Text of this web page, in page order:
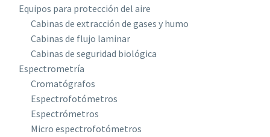
Equipos para protección del aire
Cabinas de extracción de gases y humo
Cabinas de flujo laminar
Cabinas de seguridad biológica
Espectrometría
Cromatógrafos
Espectrofotómetros
Espectrómetros
Micro espectrofotómetros